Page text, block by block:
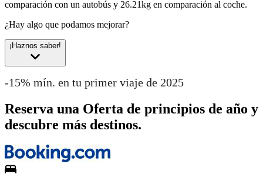
comparación con un autobús y 26.21kg en comparación al coche.
¿Hay algo que podamos mejorar?
¡Haznos saber!
-15% mín. en tu primer viaje de 2025
Reserva una Oferta de principios de año y
descubre más destinos.